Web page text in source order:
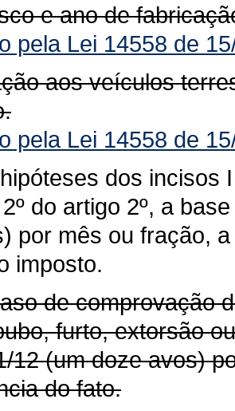
e ano de
pela Lei 14558 de
aos veículos
pela Lei 14558 de
dos incisos
do artigo 2º, a
por mês ou fração,
imposto.
de comprovação
furto, extorsão
12 (um doze avos)
do fato.